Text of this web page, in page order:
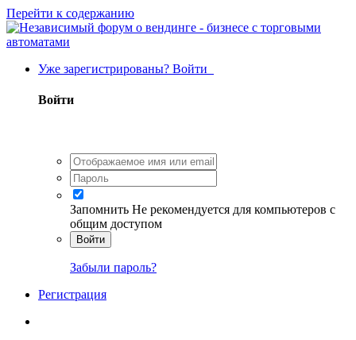
Перейти к содержанию
Уже зарегистрированы? Войти
Войти
Запомнить Не рекомендуется для компьютеров с
общим доступом
Войти
Забыли пароль?
Регистрация